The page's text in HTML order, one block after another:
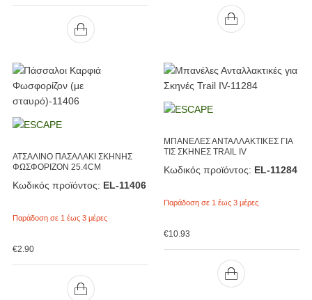
ΑΤΣΑΛΙΝΟ ΠΑΣΑΛΑΚΙ ΣΚΗΝΗΣ
ΦΩΣΦΟΡΙΖΟΝ 25.4CM
Κωδικός προϊόντος: EL-11406
Παράδοση σε 1 έως 3 μέρες
€2.90
ΜΠΑΝΕΛΕΣ ΑΝΤΑΛΛΑΚΤΙΚΕΣ ΓΙΑ
ΤΙΣ ΣΚΗΝΕΣ TRAIL IV
Κωδικός προϊόντος: EL-11284
Παράδοση σε 1 έως 3 μέρες
€10.93